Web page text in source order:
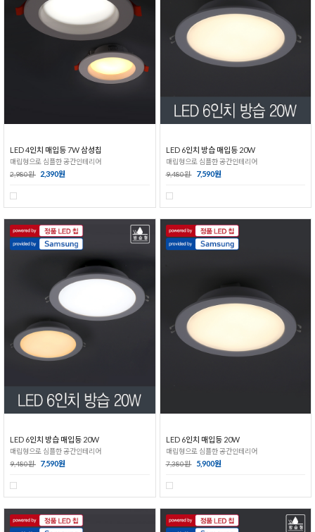
LED 4인치 매입등 7W 삼성칩
매립형으로 심플한 공간인테리어
2,980원 2,390원
LED 6인치 방습 매입등 20W
매립형으로 심플한 공간인테리어
9,480원
7,590원
LED 6인치 방습 매입등 20W
매립형으로 심플한 공간인테리어
9,480원 7,590원
LED 6인치 매입등 20W
매립형으로 심플한 공간인테리어
7,380원
5,900원